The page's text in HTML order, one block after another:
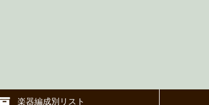
楽器編成別リスト